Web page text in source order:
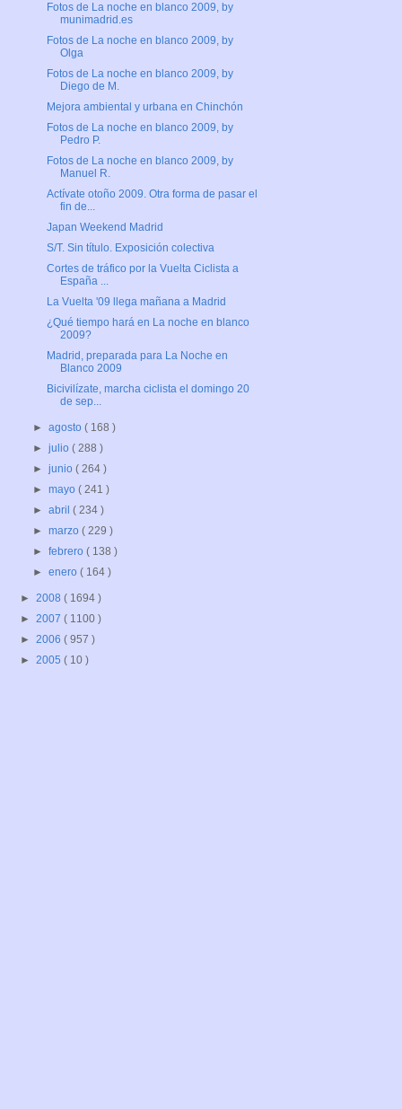
Fotos de La noche en blanco 2009, by
munimadrid.es
Fotos de La noche en blanco 2009, by
Olga
Fotos de La noche en blanco 2009, by
Diego de M.
Mejora ambiental y urbana en Chinchón
Fotos de La noche en blanco 2009, by
Pedro P.
Fotos de La noche en blanco 2009, by
Manuel R.
Actívate otoño 2009. Otra forma de pasar el
fin de...
Japan Weekend Madrid
S/T. Sin título. Exposición colectiva
Cortes de tráfico por la Vuelta Ciclista a
España ...
La Vuelta '09 llega mañana a Madrid
¿Qué tiempo hará en La noche en blanco
2009?
Madrid, preparada para La Noche en
Blanco 2009
Bicivilízate, marcha ciclista el domingo 20
de sep...
►agosto( 168 )
►julio( 288 )
►junio( 264 )
►mayo( 241 )
►abril( 234 )
►marzo( 229 )
►febrero( 138 )
►enero( 164 )
► 2008 ( 1694 )
► 2007 ( 1100 )
► 2006 ( 957 )
► 2005 ( 10 )